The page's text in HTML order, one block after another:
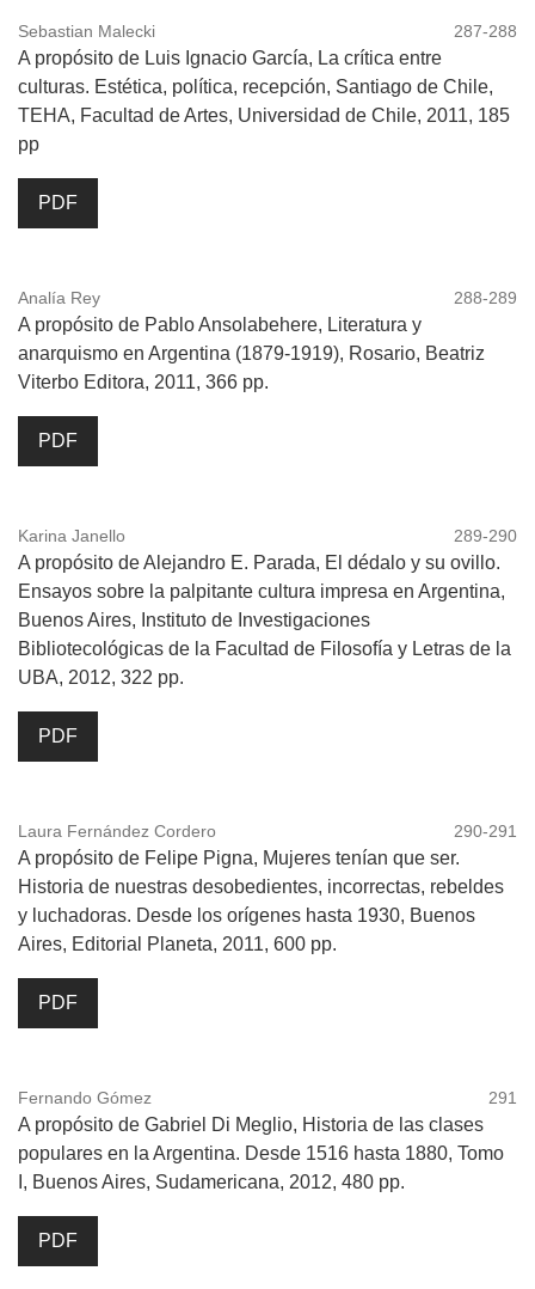
Sebastian Malecki 287-288
A propósito de Luis Ignacio García, La crítica entre
culturas. Estética, política, recepción, Santiago de Chile,
TEHA, Facultad de Artes, Universidad de Chile, 2011, 185
pp
PDF
Analía Rey 288-289
A propósito de Pablo Ansolabehere, Literatura y
anarquismo en Argentina (1879-1919), Rosario, Beatriz
Viterbo Editora, 2011, 366 pp.
PDF
Karina Janello 289-290
A propósito de Alejandro E. Parada, El dédalo y su ovillo.
Ensayos sobre la palpitante cultura impresa en Argentina,
Buenos Aires, Instituto de Investigaciones
Bibliotecológicas de la Facultad de Filosofía y Letras de la
UBA, 2012, 322 pp.
PDF
Laura Fernández Cordero 290-291
A propósito de Felipe Pigna, Mujeres tenían que ser.
Historia de nuestras desobedientes, incorrectas, rebeldes
y luchadoras. Desde los orígenes hasta 1930, Buenos
Aires, Editorial Planeta, 2011, 600 pp.
PDF
Fernando Gómez 291
A propósito de Gabriel Di Meglio, Historia de las clases
populares en la Argentina. Desde 1516 hasta 1880, Tomo
I, Buenos Aires, Sudamericana, 2012, 480 pp.
PDF